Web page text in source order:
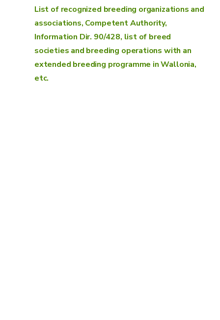
List of recognized breeding organizations and
associations, Competent Authority,
Information Dir. 90/428, list of breed
societies and breeding operations with an
extended breeding programme in Wallonia,
etc.